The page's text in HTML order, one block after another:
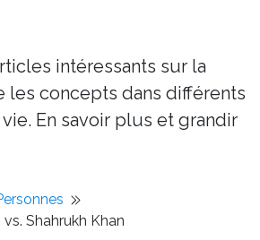
intéressants sur la
les concepts dans différents
En savoir plus et grandir
Shahrukh Khan